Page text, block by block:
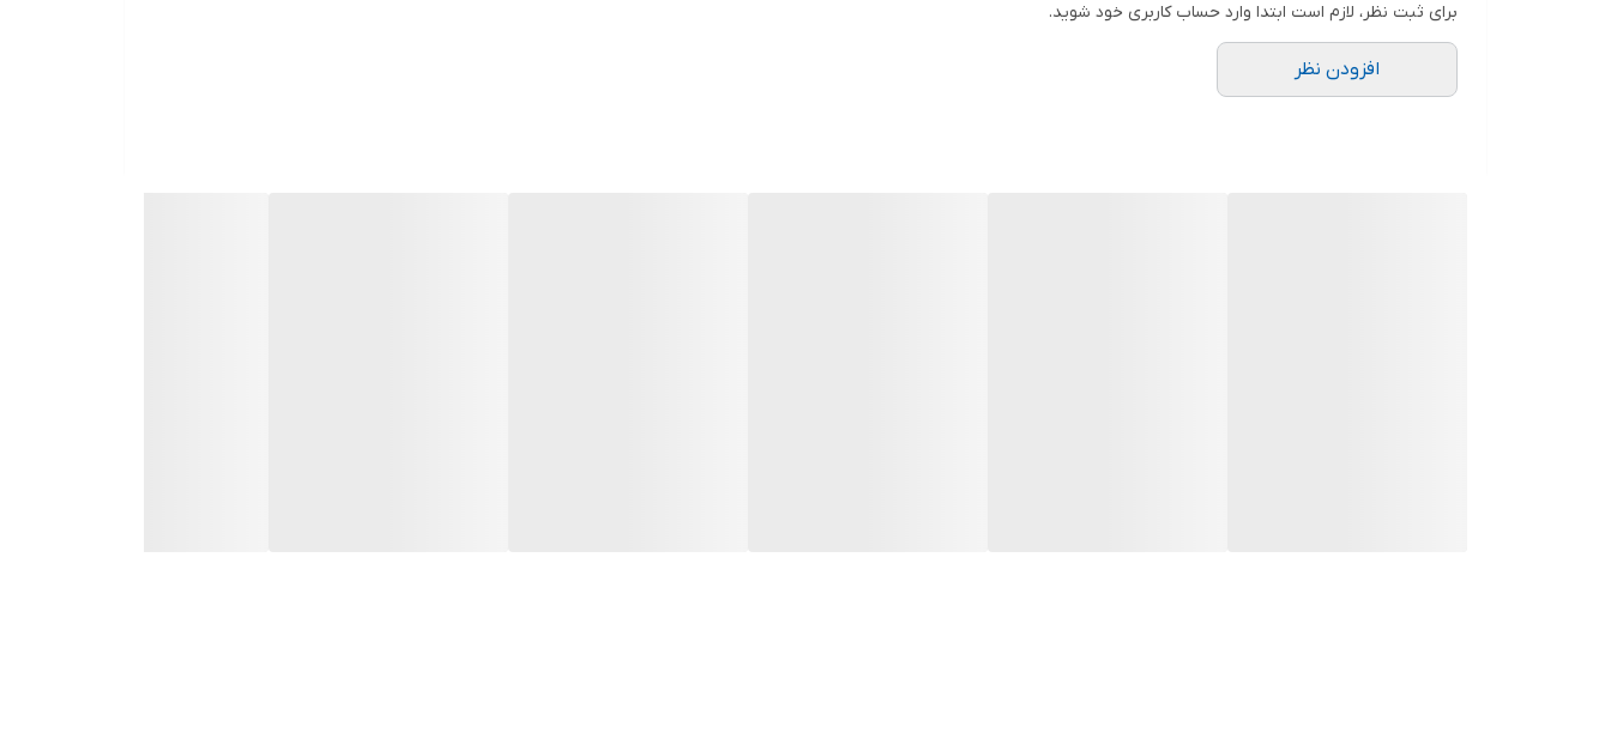
برای ثبت نظر، لازم است ابتدا وارد حساب کاربری خود شوید.
افزودن نظر